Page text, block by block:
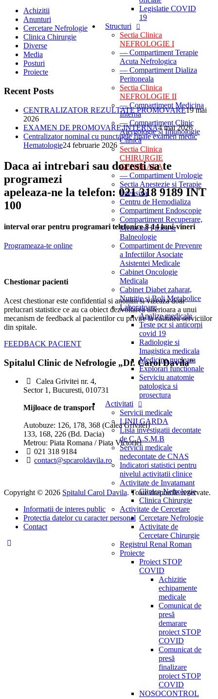
Legislatie COVID
19
Structuri
Sectia Clinica
NEFROLOGIE I
— Compartiment Terapie
Acuta Nefrologica
— Compartiment Dializa
Peritoneala
Sectia Clinica
NEFROLOGIE II
— Compartiment Medicina
Interna
— Compartiment Clinic
Alergologie și Imunologie
Clinică
Sectia Clinica
CHIRURGIE
GENERALA
— Compartiment Urologie
Sectia Anestezie si Terapie
Intensiva
Centru de Hemodializa
Compartiment Endoscopie
Compartiment Recuperare,
Medicina Fizica si
Balneologie
Compartiment de Prevenre
a Infectiilor Asociate
Asistentei Medicale
Cabinet Oncologie
Medicala
Cabinet Diabet zaharat,
Nutritie si Boli Metabolice
Laboratoare
Analize medicale
Teste pcr si anticorpi
covid 19
Radiologie si
Imagistica medicala
Medicina nucleara
Explorari functionale
Serviciu anatomie
patologica si
prosectura
Activitati
Servicii medicale
LINII GARDA
Lista investigatii decontate
de C.A.S.M.B
Servicii medicale
nedecontate de CNAS
Indicatori statistici pentru
nivelul activitatii clinice
Activitate de Invatamant
Clinica Nefrologie
Clinica Chirurgie
Activitate de Cercetare
Cercetare Nefrologie
Activitate de
Cercetare Chirurgie
Registrul Renal Roman
Proiecte
Proiect STOP
COVID
Achizitie
echipamente
medicale
Comunicat de
presă
demarare
proiect STOP
COVID
Comunicat de
presă
finalizare
proiect STOP
COVID
NOSOCONTROL
Achizitii
Anunturi
Cercetare Nefrologie
Clinica Chirurgie
Diverse
Media
Posturi
Proiecte
Recent Posts
CENTRALIZATOR REZULTATE PROMOVARE19 mai
2026
EXAMEN DE PROMOVARE INTERNA4 mai 2026
Centralizator nominal cu punctajele finale examen medic
Hematologie24 februarie 2026
Daca ai intrebari sau doresti sa te
programezi
apeleaza-ne la telefon: 021 318 9189 INT
100
interval orar pentru programari telefonice 8-14 luni-vineri
Programeaza-te online
Chestionar pacienti
Acest chestionar este confidential si anonim si vizeaza doar
prelucrari statistice ce au ca obiect dezvoltarea ulterioara a unui
mecanism de feedback al pacientilor cu privire la calitatea serviciilor
din spitale.
FEEDBACK PACIENT
Spitalul Clinic de Nefrologie „Dr. Carol Davila”
Calea Grivitei nr. 4,
Sector 1, Bucuresti, 010731
Mijloace de transport
Autobuze: 126, 178, 368 (Calea Grivitei)
133, 168, 226 (Bd. Dacia)
Metrou: Piata Romana / Piata Victoriei
021 318 9184
contact@spcaroldavila.ro
Copyright © 2026 Spitalul Carol Davila. Toate drepturile rezervate.
Informatii de interes public
Protectia datelor cu caracter personal
Contact